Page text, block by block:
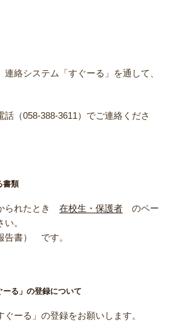
絡システム「すぐーる」を通して、
話（058-388-3611）でご連絡くださ
書類
られたとき 在校生・保護者 のペー
。
告書） です。
る」の登録について
ーる」の登録をお願いします。